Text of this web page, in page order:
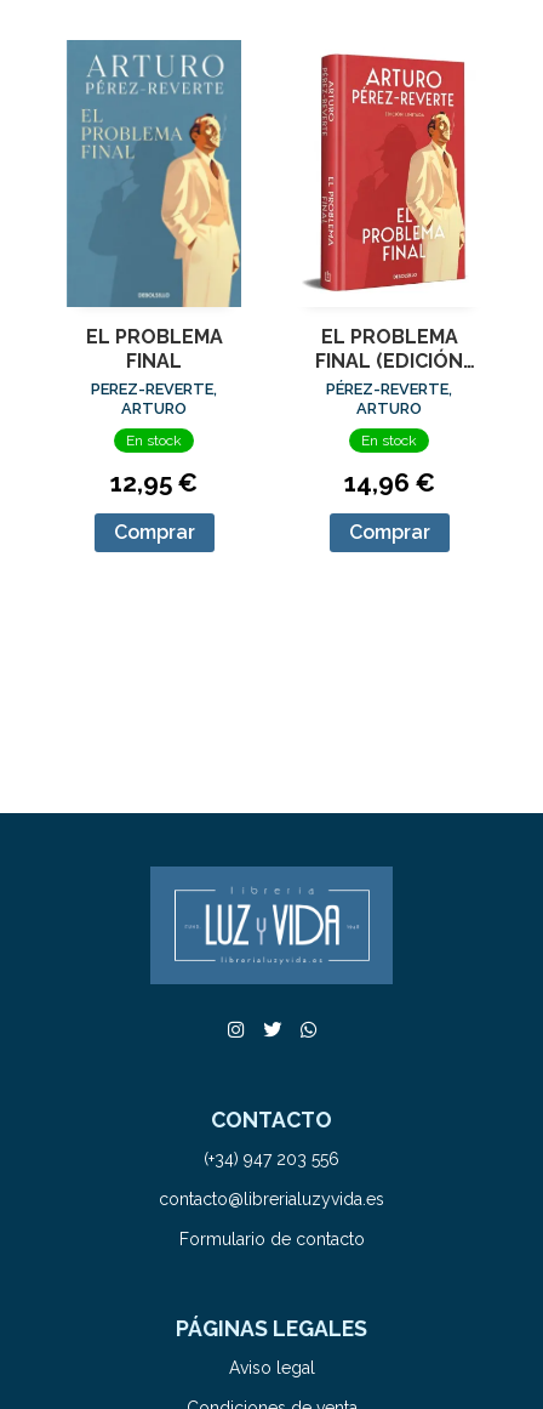
EL PROBLEMA
FINAL
PEREZ-REVERTE,
ARTURO
En stock
12,95 €
Comprar
EL PROBLEMA
FINAL (EDICIÓN
LIMITADA)
PÉREZ-REVERTE,
ARTURO
En stock
14,96 €
Comprar
CONTACTO
(+34) 947 203 556
contacto@librerialuzyvida.es
Formulario de contacto
PÁGINAS LEGALES
Aviso legal